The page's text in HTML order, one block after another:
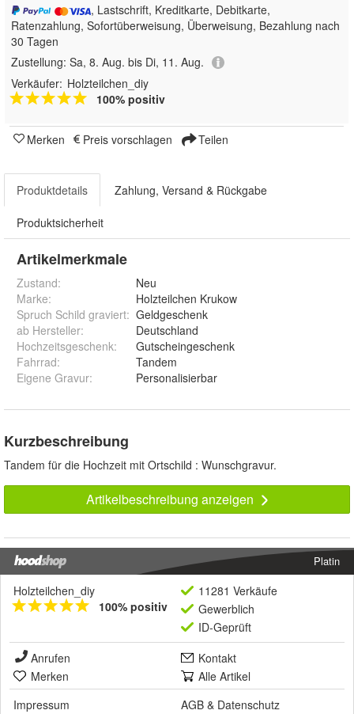
, Lastschrift, Kreditkarte, Debitkarte,
Ratenzahlung, Sofortüberweisung, Überweisung, Bezahlung nach
30 Tagen
Zustellung: Sa, 8. Aug. bis Di, 11. Aug.
Verkäufer: Holzteilchen_diy
100% positiv
Merken Preis vorschlagen Teilen
Produktdetails Zahlung, Versand & Rückgabe
Produktsicherheit
Artikelmerkmale
Zustand:
Neu
Marke:
Holzteilchen Krukow
Spruch Schild graviert: Geldgeschenk
ab Hersteller:
Deutschland
Hochzeitsgeschenk:
Gutscheingeschenk
Fahrrad:
Tandem
Eigene Gravur: Personalisierbar
Kurzbeschreibung
Tandem für die Hochzeit mit Ortschild : Wunschgravur.
Artikelbeschreibung anzeigen
Platin
Holzteilchen_diy
100% positiv
11281 Verkäufe
Gewerblich
ID-Geprüft
Anrufen
Kontakt
Merken
Alle Artikel
Impressum
AGB & Datenschutz